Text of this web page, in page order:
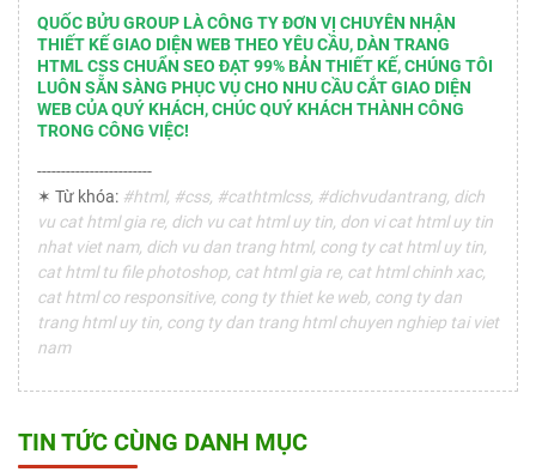
QUỐC BỬU GROUP LÀ CÔNG TY ĐƠN VỊ CHUYÊN NHẬN
THIẾT KẾ GIAO DIỆN WEB THEO YÊU CẦU, DÀN TRANG
HTML CSS CHUẨN SEO ĐẠT 99% BẢN THIẾT KẾ, CHÚNG TÔI
LUÔN SẴN SÀNG PHỤC VỤ CHO NHU CẦU CẮT GIAO DIỆN
WEB CỦA QUÝ KHÁCH, CHÚC QUÝ KHÁCH THÀNH CÔNG
TRONG CÔNG VIỆC!
------------------------
✶ Từ khóa: #html, #css, #cathtmlcss, #dichvudantrang, dich
vu cat html gia re, dich vu cat html uy tin, don vi cat html uy tin
nhat viet nam, dich vu dan trang html, cong ty cat html uy tin,
cat html tu file photoshop, cat html gia re, cat html chinh xac,
cat html co responsitive, cong ty thiet ke web, cong ty dan
trang html uy tin, cong ty dan trang html chuyen nghiep tai viet
nam
TIN TỨC CÙNG DANH MỤC